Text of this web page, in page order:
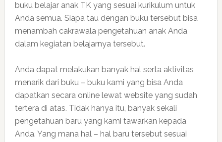
buku belajar anak TK yang sesuai kurikulum untuk
Anda semua. Siapa tau dengan buku tersebut bisa
menambah cakrawala pengetahuan anak Anda
dalam kegiatan belajarnya tersebut.
Anda dapat melakukan banyak hal serta aktivitas
menarik dari buku – buku kami yang bisa Anda
dapatkan secara online lewat website yang sudah
tertera di atas. Tidak hanya itu, banyak sekali
pengetahuan baru yang kami tawarkan kepada
Anda. Yang mana hal – hal baru tersebut sesuai